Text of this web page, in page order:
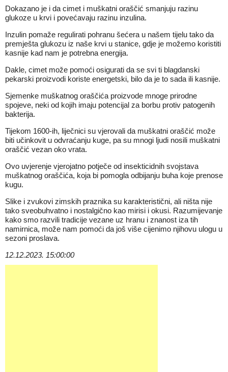
Dokazano je i da cimet i muškatni oraščić smanjuju razinu
glukoze u krvi i povećavaju razinu inzulina.
Inzulin pomaže regulirati pohranu šećera u našem tijelu tako da
premješta glukozu iz naše krvi u stanice, gdje je možemo koristiti
kasnije kad nam je potrebna energija.
Dakle, cimet može pomoći osigurati da se svi ti blagdanski
pekarski proizvodi koriste energetski, bilo da je to sada ili kasnije.
Sjemenke muškatnog oraščića proizvode mnoge prirodne
spojeve, neki od kojih imaju potencijal za borbu protiv patogenih
bakterija.
Tijekom 1600-ih, liječnici su vjerovali da muškatni oraščić može
biti učinkovit u odvraćanju kuge, pa su mnogi ljudi nosili muškatni
oraščić vezan oko vrata.
Ovo uvjerenje vjerojatno potječe od insekticidnih svojstava
muškatnog oraščića, koja bi pomogla odbijanju buha koje prenose
kugu.
Slike i zvukovi zimskih praznika su karakteristični, ali ništa nije
tako sveobuhvatno i nostalgično kao mirisi i okusi. Razumijevanje
kako smo razvili tradicije vezane uz hranu i znanost iza tih
namirnica, može nam pomoći da još više cijenimo njihovu ulogu u
sezoni proslava.
12.12.2023. 15:00:00